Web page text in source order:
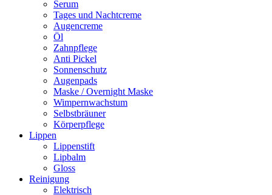
Serum
Tages und Nachtcreme
Augencreme
Öl
Zahnpflege
Anti Pickel
Sonnenschutz
Augenpads
Maske / Overnight Maske
Wimpernwachstum
Selbstbräuner
Körperpflege
Lippen
Lippenstift
Lipbalm
Gloss
Reinigung
Elektrisch